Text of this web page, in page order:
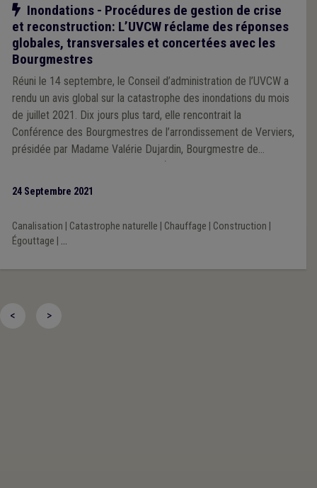
Notre action
Inondations - Procédures de gestion de crise
et reconstruction: L’UVCW réclame des réponses
globales, transversales et concertées avec les
Bourgmestres
Réuni le 14 septembre, le Conseil d’administration de l’UVCW a
rendu un avis global sur la catastrophe des inondations du mois
de juillet 2021. Dix jours plus tard, elle rencontrait la
Conférence des Bourgmestres de l’arrondissement de Verviers,
présidée par Madame Valérie Dujardin, Bourgmestre de
Limbourg. Cet échange très riche (et les échanges
en force de proposition nourrie directement des réalités,
24 Septembre 2021
Canalisation Catastrophe naturelle Chauffage Construction
Égouttage
...
< >